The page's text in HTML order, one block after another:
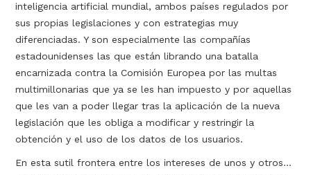
inteligencia artificial mundial, ambos países regulados por
sus propias legislaciones y con estrategias muy
diferenciadas. Y son especialmente las compañías
estadounidenses las que están librando una batalla
encarnizada contra la Comisión Europea por las multas
multimillonarias que ya se les han impuesto y por aquellas
que les van a poder llegar tras la aplicación de la nueva
legislación que les obliga a modificar y restringir la
obtención y el uso de los datos de los usuarios.
En esta sutil frontera entre los intereses de unos y otros…